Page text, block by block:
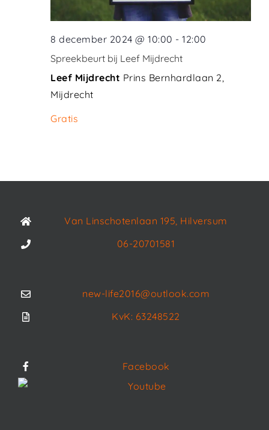
8 december 2024 @ 10:00 - 12:00
Spreekbeurt bij Leef Mijdrecht
Leef Mijdrecht Prins Bernhardlaan 2,
Mijdrecht
Gratis
Van Linschotenlaan 195, Hilversum
06-20701581
new-life2016@outlook.com
KvK: 63248522
Facebook
Youtube